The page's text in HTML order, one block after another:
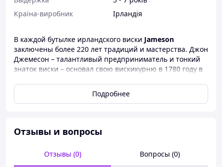
Країна-виробник
Ірландія
В каждой бутылке ирландского виски Jameson
заключены более 220 лет традиций и мастерства. Джон
Джемесон – талантливый предприниматель и тонкий
знаток виски – основал свою вискикурню в 1780 году в
страха») помогает объяснить уникальный новаторский
подход Джона Джемесона, позволивший ему создать
из крупнейших предприятий Ирландии. Джон
Джемесон не жалел сил и средств для того, чтобы
и гарантировать безупречное качество своего виски.
Подробнее
Отзывы и вопросы
Отзывы (0) Вопросы (0)